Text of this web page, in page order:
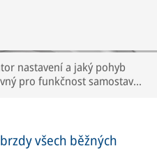
nastavení a jaký pohyb
pro funkčnost samostavu
všech běžných